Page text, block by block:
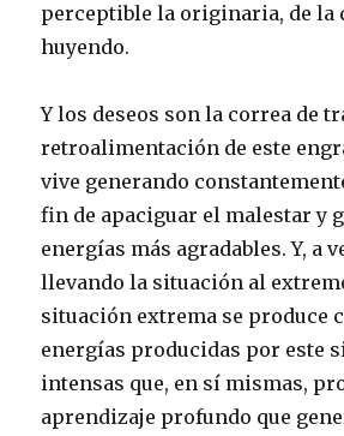
perceptible la originaria, de la
huyendo.
Y los deseos son la correa de
retroalimentación de este
vive generando
fin de apaciguar el malestar y
energías más agradables. Y, a
llevando la situación al
situación extrema se produce
energías producidas por este
intensas que, en sí mismas,
aprendizaje profundo que